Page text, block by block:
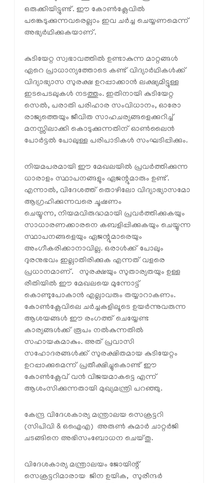
ഒരുക്കിയിട്ടുണ്ട്. ഈ കോൺക്ലേവിൽ
പങ്കെടുക്കുന്നവരെല്ലാം ഇവ ചർച്ച ചെയ്യണമെന്ന്
അഭ്യർഥിക്കുകയാണ്.
കുടിയേറ്റ സ്വഭാവത്തിൽ ഉണ്ടാകുന്ന മാറ്റങ്ങൾ
ഏറെ പ്രാധാന്യത്തോടെ കണ്ട് വിദ്യാർഥികൾക്ക്
വിദ്യാഭ്യാസ സുരക്ഷ ഉറപ്പാക്കാൻ ലക്ഷ്യമിട്ടുള്ള
ഇടപെടലുകൾ നടത്തും. ഇതിനായി കുടിയേറ്റ
സെൽ, പരാതി പരിഹാര സംവിധാനം, ഓരോ
രാജ്യത്തെയും ജീവിത സാഹചര്യങ്ങളെക്കുറിച്ച്
മനസ്സിലാക്കി കൊടുക്കുന്നതിന് ഓൺലൈൻ
പോർട്ടൽ പോലുള്ള പരിപാടികൾ സംഘടിപ്പിക്കും.
നിയമപരമായി ഈ മേഖലയിൽ പ്രവർത്തിക്കുന്ന
ധാരാളം സ്ഥാപനങ്ങളും ഏജന്റുമാരും ഉണ്ട്.
എന്നാൽ, വിദേശത്ത് തൊഴിലോ വിദ്യാഭ്യാസമോ
ആഗ്രഹിക്കുന്നവരെ ചൂഷണം
ചെയ്യുന്ന, നിയമവിരുദ്ധമായി പ്രവർത്തിക്കുകയും
സാധാരണക്കാരനെ കബളിപ്പിക്കുകയും ചെയ്യുന്ന
സ്ഥാപനങ്ങളെയും ഏജന്റുമാരെയും
അംഗീകരിക്കാനാവില്ല. ഒരാൾക്ക് പോലും
ദുരനുഭവം ഇല്ലാതിരിക്കുക എന്നത് വളരെ
പ്രധാനമാണ്. സുരക്ഷയും സുതാര്യതയും ഉള്ള
രീതിയിൽ ഈ മേഖലയെ മുന്നോട്ട്
കൊണ്ടുപോകാൻ എല്ലാവരും തയ്യാറാകണം.
കോൺക്ലേവിലെ ചർച്ചകളിലൂടെ ഉയർന്നുവരുന്ന
ആശയങ്ങൾ ഈ രംഗത്ത് ചെയ്യേണ്ട
കാര്യങ്ങൾക്ക് രൂപം നൽകുന്നതിൽ
സഹായകമാകും. അത് പ്രവാസി
സഹോദരങ്ങൾക്ക് സുരക്ഷിതമായ കുടിയേറ്റം
ഉറപ്പാക്കുമെന്ന് പ്രതീക്ഷിച്ചുകൊണ്ട് ഈ
കോൺക്ലേവ് വൻ വിജയമാകട്ടെ എന്ന്
ആശംസിക്കുന്നതായി മുഖ്യമന്ത്രി പറഞ്ഞു.
കേന്ദ്ര വിദേശകാര്യ മന്ത്രാലയ സെക്രട്ടറി
(സിപിവി & ഒഐഎ) അരുൺ കുമാർ ചാറ്റർജി
ചടങ്ങിനെ അഭിസംബോധന ചെയ്തു.
വിദേശകാര്യ മന്ത്രാലയം ജോയിന്റ്
സെക്രട്ടറിമാരായ ജിന ഉയിക, സുരീന്ദർ